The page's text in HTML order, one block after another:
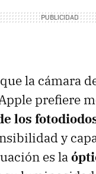
la cámara
prefiere
los
y
es la